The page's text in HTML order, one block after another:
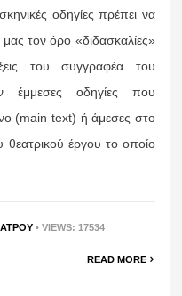
οδηγίες πρέπει να
τον όρο «διδασκαλίες»
του συγγραφέα του
έμμεσες οδηγίες που
(main text) ή άμεσες στο
θεατρικού έργου το οποίο
• VIEWS: 17534
READ MORE